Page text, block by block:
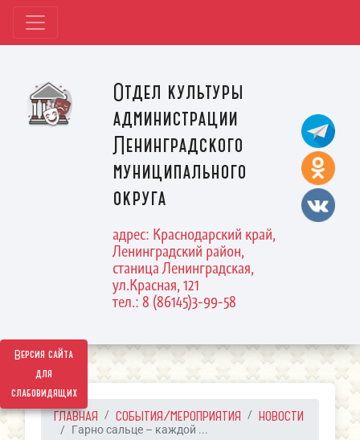
Версия сайта
для
слабовидящих
Отдел культуры
администрации
Ленинградского
муниципального
округа
адрес: Краснодарский край,
Ленинградский район,
станица Ленинградская,
ул.Красная, 121
тел.: 8 (86145)3-99-58
ГЛАВНАЯ СОБЫТИЯ/МЕРОПРИЯТИЯ НОВОСТИ
Гарно сальце – каждой ...